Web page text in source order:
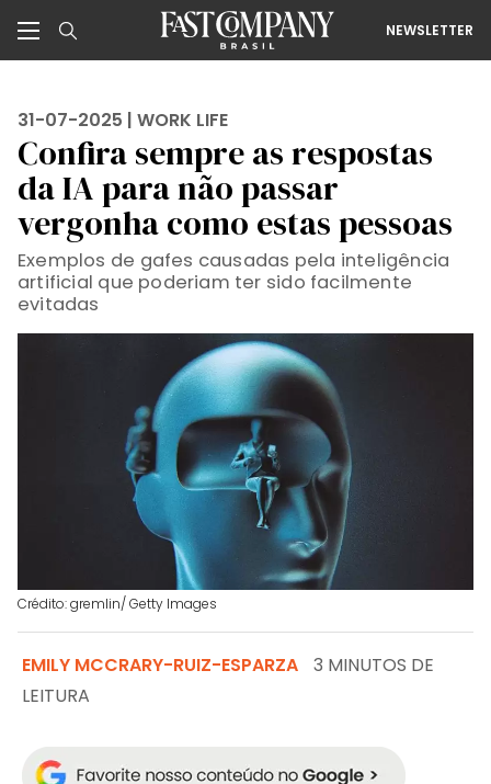
NEWSLETTER
31-07-2025 | WORK LIFE
Confira sempre as respostas
da IA para não passar
vergonha como estas pessoas
Exemplos de gafes causadas pela inteligência
artificial que poderiam ter sido facilmente
evitadas
Crédito: gremlin/ Getty Images
EMILY MCCRARY-RUIZ-ESPARZA
3 MINUTOS DE
LEITURA